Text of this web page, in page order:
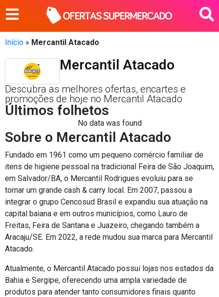
Início » Mercantil Atacado
Mercantil Atacado
Descubra as melhores ofertas, encartes e
promoções de hoje no Mercantil Atacado
Últimos folhetos
No data was found
Sobre o Mercantil Atacado
Fundado em 1961 como um pequeno comércio familiar de
itens de higiene pessoal na tradicional Feira de São Joaquim,
em Salvador/BA, o Mercantil Rodrigues evoluiu para se
tornar um grande cash & carry local. Em 2007, passou a
integrar o grupo Cencosud Brasil e expandiu sua atuação na
capital baiana e em outros municípios, como Lauro de
Freitas, Feira de Santana e Juazeiro, chegando também a
Aracaju/SE. Em 2022, a rede mudou sua marca para Mercantil
Atacado.
Atualmente, o Mercantil Atacado possui lojas nos estados da
Bahia e Sergipe, oferecendo uma ampla variedade de
produtos para atender tanto consumidores finais quanto